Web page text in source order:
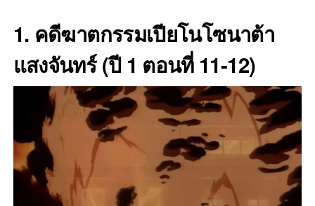
1. คดีฆาตกรรมเปียโนโซนาต้า
แสงจันทร์ (ปี 1 ตอนที่ 11-12)